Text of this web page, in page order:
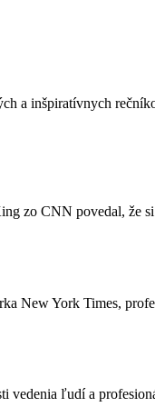
a inšpiratívnych
zo CNN povedal, že
New York Times,
vedenia ľudí a